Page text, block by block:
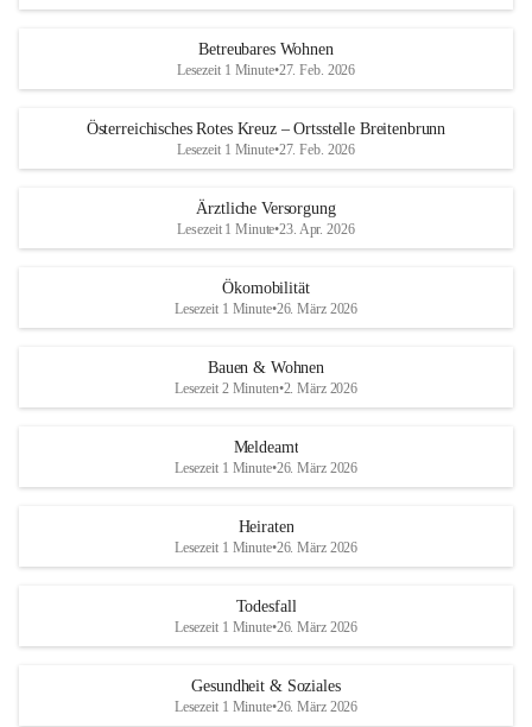
Betreubares Wohnen
Lesezeit 1 Minute•27. Feb. 2026
Österreichisches Rotes Kreuz – Ortsstelle Breitenbrunn
Lesezeit 1 Minute•27. Feb. 2026
Ärztliche Versorgung
Lesezeit 1 Minute•23. Apr. 2026
Ökomobilität
Lesezeit 1 Minute•26. März 2026
Bauen & Wohnen
Lesezeit 2 Minuten•2. März 2026
Meldeamt
Lesezeit 1 Minute•26. März 2026
Heiraten
Lesezeit 1 Minute•26. März 2026
Todesfall
Lesezeit 1 Minute•26. März 2026
Gesundheit & Soziales
Lesezeit 1 Minute•26. März 2026